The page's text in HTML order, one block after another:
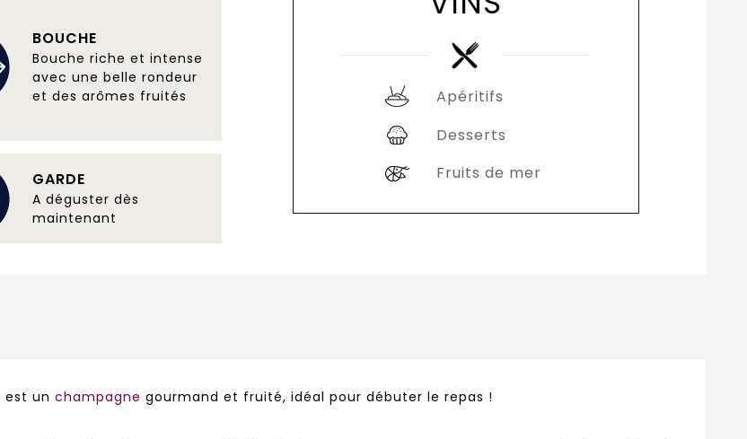
BOUCHE
Bouche riche et intense
avec une belle rondeur
et des arômes fruités
GARDE
A déguster dès
maintenant
Apéritifs
Desserts
Fruits de mer
est un champagne gourmand et fruité, idéal pour débuter le repas !